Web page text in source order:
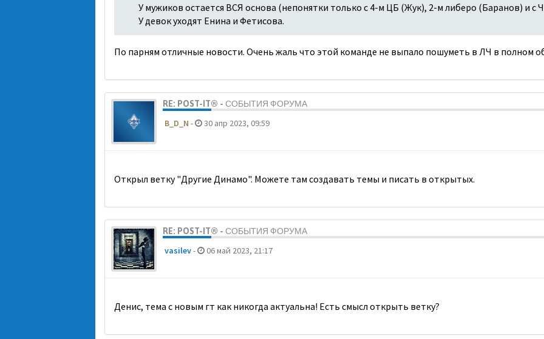
У мужиков остается ВСЯ основа (непонятки только с 4-м ЦБ (Жук), 2-м либеро (Баранов) и с
У девок уходят Енина и Фетисова.
По парням отличные новости. Очень жаль что этой команде не выпало пошуметь в ЛЧ в полном
RE: POST-IT® - СОБЫТИЯ ФОРУМА
B_D_N - 30 апр 2023, 09:59
Открыл ветку "Другие Динамо". Можете там создавать темы и писать в открытых.
RE: POST-IT® - СОБЫТИЯ ФОРУМА
vasilev- 06 май 2023, 21:17
Денис, тема с новым гт как никогда актуальна! Есть смысл открыть ветку?